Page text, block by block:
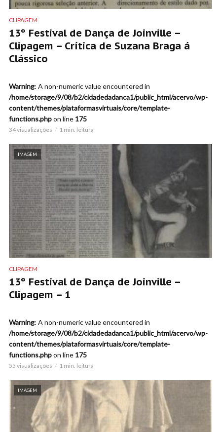
CLIPAGEM
13º Festival de Dança de Joinville –
Clipagem – Crítica de Suzana Braga á
Clássico
Warning: A non-numeric value encountered in
/home/storage/9/08/b2/cidadedadanca1/public_html/acervo/wp-
content/themes/plataformasvirtuais/core/template-
functions.phpon line 175
34 visualizações 1 min. leitura
IMAGEM
CLIPAGEM
13º Festival de Dança de Joinville –
Clipagem – 1
Warning: A non-numeric value encountered in
/home/storage/9/08/b2/cidadedadanca1/public_html/acervo/wp-
content/themes/plataformasvirtuais/core/template-
functions.phpon line 175
55 visualizações 1 min. leitura
IMAGEM